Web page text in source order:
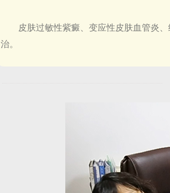
皮肤过敏性紫癜、变应性皮肤血管炎、
治。